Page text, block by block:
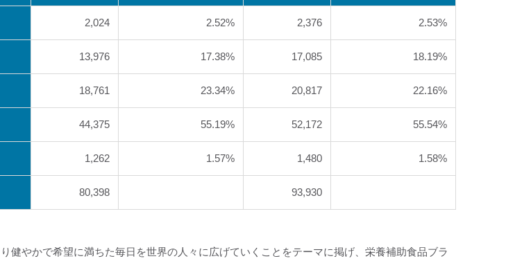
2,024 2.52% 2,376 2.53%
13,976 17.38% 17,085 18.19%
18,761 23.34% 20,817 22.16%
44,375 55.19% 52,172 55.54%
1,262 1.57% 1,480 1.58%
80,398 93,930
健やかで希望に満ちた毎日を世界の人々に広げていくことをテーマに掲げ、栄養補助食品ブラ